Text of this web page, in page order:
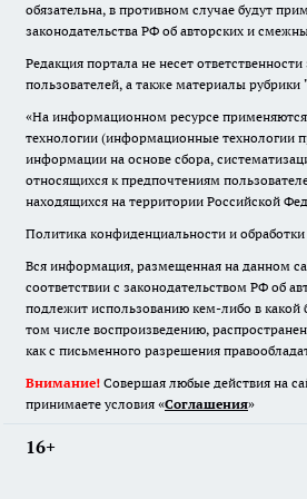
обязательна, в противном случае будут
законодательства РФ об авторских и
Редакция портала не несет
пользователей, а также материалы
«На информационном ресурсе
технологии (информационные технологии
информации на основе сбора,
относящихся к предпочтениям
находящихся на территории Российской
Политика конфиденциальности и
Вся информация, размещенная на данном
соответствии с законодательством РФ об
подлежит использованию кем-либо в
том числе воспроизведению,
как с письменного разрешения
Внимание! Совершая любые действия на
принимаете условия «Cоглашения»
16+